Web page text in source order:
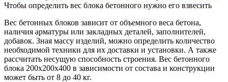
Чтобы определить вес блока бетонного нужно его взвесить
Вес бетонных блоков зависит от объемного веса бетона,
наличия арматуры или закладных деталей, заполнителей,
добавок. Зная массу изделий, можно определить количество
необходимой техники для их доставки и установки. А также
рассчитать несущую способность строения. Вес бетонного
блока 200х200х400 в зависимости от состава и конструкции
может быть от 8 до 40 кг.